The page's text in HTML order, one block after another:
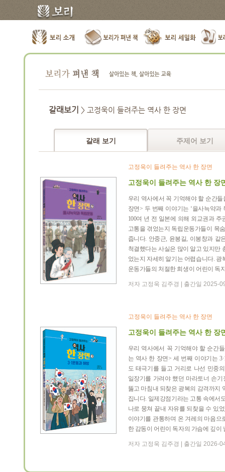
갈래보기 > 고정욱이 들려주는 역사 한 장면
갈래 보기 주제어 보기
고정욱이 들려주는 역사 한 장면
고정욱이 들려주는 역사 한 장
우리 역사에서 꼭 기억해야 할 순간
장면> 두 번째 이야기는 ‘을사늑약과
100여 년 전 일본에 의해 외교권과 주
고통을 겪었는지 독립운동가들이 목
줍니다. 안중근, 윤봉길, 이봉창과 같
척결했다는 사실은 많이 알고 있지만
었는지 자세히 알기는 어렵습니다. 광
운동가들의 처절한 희생이 어린이 독
저자 고정욱 김주경 | 출간일 2025-
고정욱이 들려주는 역사 한 장면
고정욱이 들려주는 역사 한 장
우리 역사에서 꼭 기억해야 할 순간
는 역사 한 장면>세 번째 이야기는
도 태극기를 들고 거리로 나선 민중
일장기를 가려야 했던 마라토너 손기
뚫고 마침내 되찾은 광복의 감격까지
집니다. 일제강점기라는 고통 속에서
나로 뭉쳐 끝내 자유를 되찾을 수 있
이야기를 관통하며 온 겨레의 마음
한 감동이 어린이 독자의 가슴에 깊이
저자 고정욱 김주경 | 출간일 2026-